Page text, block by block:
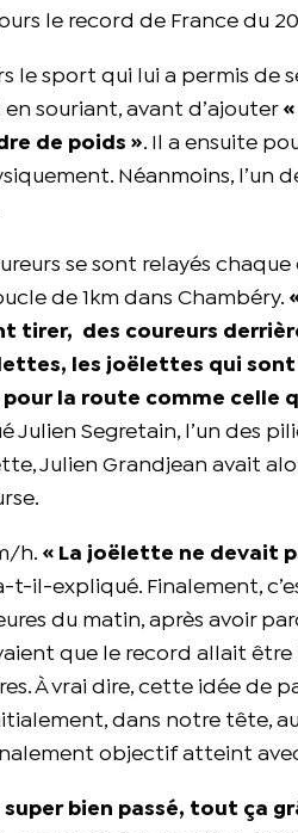
le record de France du
le sport qui lui a permis de
souriant, avant d’ajouter
de poids ». Il a ensuite
Néanmoins, l’un
se sont relayés
de 1km dans Chambéry.
tirer, des coureurs
les joëlettes qui sont
pour la route comme celle
Julien Segretain, l’un des
Julien Grandjean avait
h. « La joëlette ne devait
t-il-expliqué. Finalement,
du matin, après avoir
que le record allait
À vrai dire, cette idée de
dans notre tête,
objectif atteint
super bien passé, tout